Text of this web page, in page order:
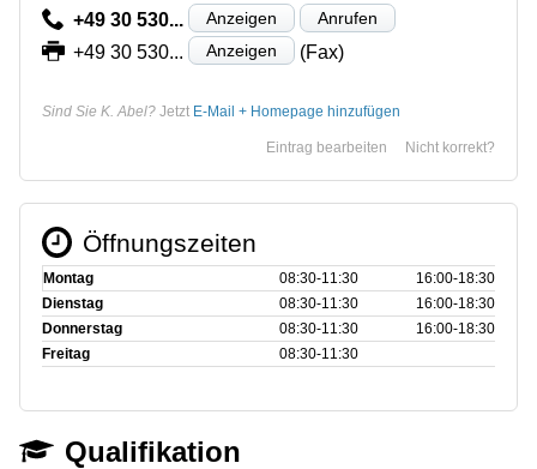
+49 30 530... Anzeigen Anrufen
+49 30 530... Anzeigen (Fax)
Sind Sie K. Abel? Jetzt E-Mail + Homepage hinzufügen
Nicht korrekt?
Eintrag bearbeiten
Öffnungszeiten
Montag 08:30‑11:30
16:00‑18:30
Dienstag
08:30‑11:30
16:00‑18:30
Donnerstag
08:30‑11:30
16:00‑18:30
Freitag
08:30‑11:30
Qualifikation